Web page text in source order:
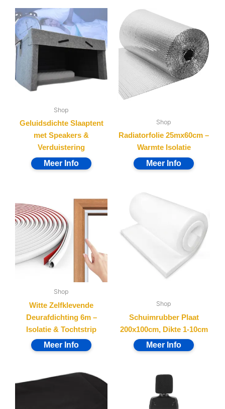
Shop
Geluidsdichte Slaaptent
met Speakers &
Verduistering
Shop
Radiatorfolie 25mx60cm –
Warmte Isolatie
Shop
Witte Zelfklevende
Deurafdichting 6m –
Isolatie & Tochtstrip
Shop
Schuimrubber Plaat
200x100cm, Dikte 1-10cm